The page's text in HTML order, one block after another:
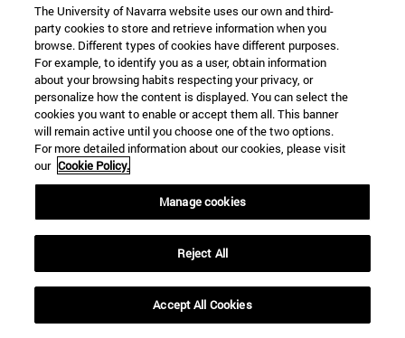
Technology, IA, Care
The University of Navarra website uses our own and third-
party cookies to store and retrieve information when you
browse. Different types of cookies have different purposes.
For example, to identify you as a user, obtain information
about your browsing habits respecting your privacy, or
personalize how the content is displayed. You can select the
cookies you want to enable or accept them all. This banner
will remain active until you choose one of the two options.
For more detailed information about our cookies, please visit
our Cookie Policy.
Manage cookies
Reject All
Accept All Cookies